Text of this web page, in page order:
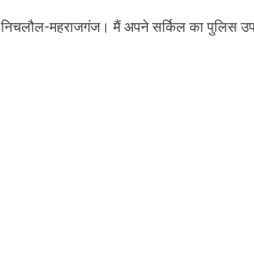
निचलौल-महराजगंज। मैं अपने सर्किल का पुलिस